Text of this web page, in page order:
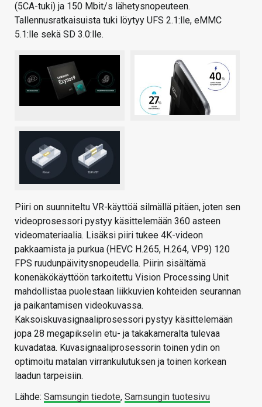
(5CA-tuki) ja 150 Mbit/s lähetysnopeuteen.
Tallennusratkaisuista tuki löytyy UFS 2.1:lle, eMMC
5.1:lle sekä SD 3.0:lle.
Piiri on suunniteltu VR-käyttöä silmällä pitäen, joten sen
videoprosessori pystyy käsittelemään 360 asteen
videomateriaalia. Lisäksi piiri tukee 4K-videon
pakkaamista ja purkua (HEVC H.265, H.264, VP9) 120
FPS ruudunpäivitysnopeudella. Piirin sisältämä
konenäkökäyttöön tarkoitettu Vision Processing Unit
mahdollistaa puolestaan liikkuvien kohteiden seurannan
ja paikantamisen videokuvassa.
Kaksoiskuvasignaaliprosessori pystyy käsittelemään
jopa 28 megapikselin etu- ja takakameralta tulevaa
kuvadataa. Kuvasignaaliprosessorin toinen ydin on
optimoitu matalan virrankulutuksen ja toinen korkean
laadun tarpeisiin.
Lähde: Samsungin tiedote, Samsungin tuotesivu